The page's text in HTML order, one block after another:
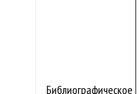
Библиографическое